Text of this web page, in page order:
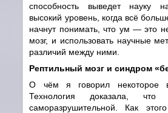
способность выведет науку
высокий уровень, когда всё
начнут понимать, что ум — это
мозг, и использовать научные
различий между ними.
Рептильный мозг и синдром
О чём я говорил некоторое
Технология доказала, что
саморазрушительной. Как